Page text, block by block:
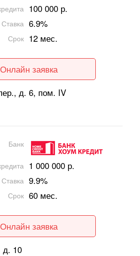
100 000 р.
Ставка 6.9%
Срок 12 мес.
Онлайн заявка
д. 6, пом. IV
Банк
1 000 000 р.
Ставка 9.9%
Срок 60 мес.
Онлайн заявка
д. 10